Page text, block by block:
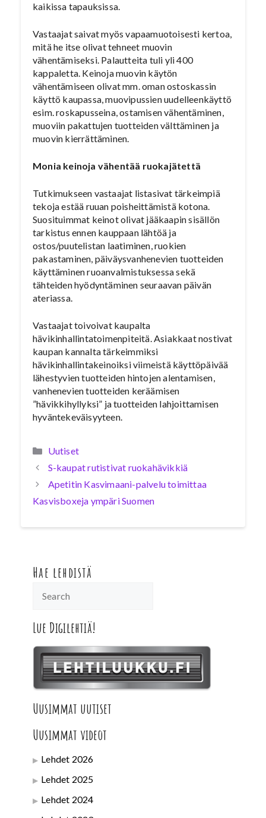
kaikissa tapauksissa.
Vastaajat saivat myös vapaamuotoisesti kertoa,
mitä he itse olivat tehneet muovin
vähentämiseksi. Palautteita tuli yli 400
kappaletta. Keinoja muovin käytön
vähentämiseen olivat mm. oman ostoskassin
käyttö kaupassa, muovipussien uudelleenkäyttö
esim. roskapusseina, ostamisen vähentäminen,
muoviin pakattujen tuotteiden välttäminen ja
muovin kierrättäminen.
Monia keinoja vähentää ruokajätettä
Tutkimukseen vastaajat listasivat tärkeimpiä
tekoja estää ruuan poisheittämistä kotona.
Suosituimmat keinot olivat jääkaapin sisällön
tarkistus ennen kauppaan lähtöä ja
ostos/puutelistan laatiminen, ruokien
pakastaminen, päiväysvanhenevien tuotteiden
käyttäminen ruoanvalmistuksessa sekä
tähteiden hyödyntäminen seuraavan päivän
ateriassa.
Vastaajat toivoivat kaupalta
hävikinhallintatoimenpiteitä. Asiakkaat nostivat
kaupan kannalta tärkeimmiksi
hävikinhallintakeinoiksi viimeistä käyttöpäivää
lähestyvien tuotteiden hintojen alentamisen,
vanhenevien tuotteiden keräämisen
”hävikkihyllyksi” ja tuotteiden lahjoittamisen
hyväntekeväisyyteen.
Kategoriat
Uutiset
S-kaupat rutistivat ruokahävikkiä
Apetitin Kasvimaani-palvelu toimittaa
Kasvisboxeja ympäri Suomen
Hae lehdistä
Lue Digilehtiä!
Uusimmat uutiset
Uusimmat videot
Lehdet 2026
Lehdet 2025
Lehdet 2024